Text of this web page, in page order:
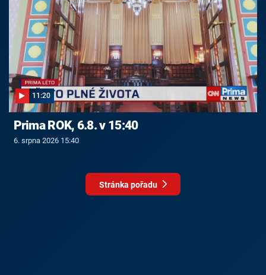
11:20
Prima ROK, 6.8. v 15:40
6. srpna 2026 15:40
Stránka pořadu